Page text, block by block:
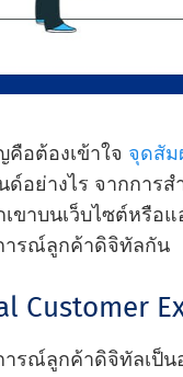
คือต้องเข้าใจ จุดสัม
อย่างไร จากการสํ
เขาบนเว็บไซต์หรือ
ารณ์ลูกค้าดิจิทัลกัน
Customer
ารณ์ลูกค้าดิจิทัลเป็น